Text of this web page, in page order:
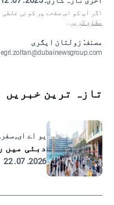
اگر آپ کو اس صفحے پر کوئی
مطلع کریں ۔
مصنف: زولتان ایگری
egri.zoltan@dubainewsgroup.com
تازہ ترین خبریں
یو اے ای,
دبئی میں
2026. 07. 22